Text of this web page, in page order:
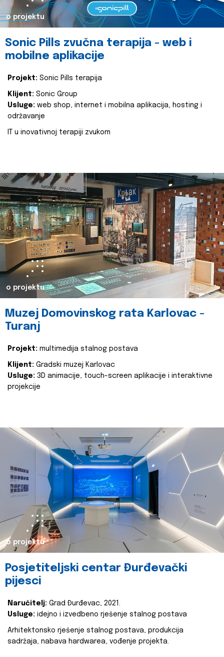
o projektu
Sonic Pills zvučna terapija - web i
mobilne aplikacije
Projekt: Sonic Pills terapija
Klijent: Sonic Group
Usluge: web shop, internet i mobilna aplikacija, hosting i
održavanje
IT u inovativnoj terapiji zvukom
o projektu
Muzej Domovinskog rata Karlovac -
Turanj
Projekt: multimedija stalnog postava
Klijent: Gradski muzej Karlovac
Usluge: 3D animacije, touch-screen aplikacije i interaktivne
projekcije
o projektu
Posjetiteljski centar Đurđevački
pijesci
Naručitelj: Grad Đurđevac, 2021.
Usluge: idejno i izvedbeno rješenje stalnog postava
Arhitektonsko rješenje stalnog postava, produkcija
sadržaja, nabava hardwarea, vođenje projekta.